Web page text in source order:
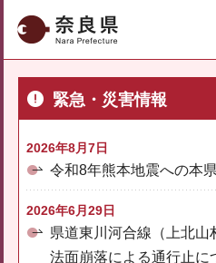
奈良県
緊急・災害情報
2026年8月7日
令和8年熊本地震への本
2026年6月29日
県道東川河合線（上北
法面崩落による通行止に